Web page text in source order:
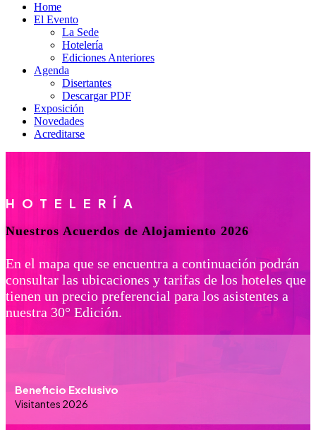
Home
El Evento
La Sede
Hotelería
Ediciones Anteriores
Agenda
Disertantes
Descargar PDF
Exposición
Novedades
Acreditarse
HOTELERÍA
Nuestros Acuerdos de Alojamiento 2026
En el mapa que se encuentra a continuación podrán
consultar las ubicaciones y tarifas de los hoteles que
tienen un precio preferencial para los asistentes a
nuestra 30° Edición.
Beneficio Exclusivo
Visitantes 2026